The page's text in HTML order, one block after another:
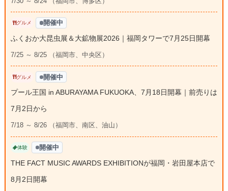
グルメ 開催中
ふくおか大昆虫展＆大鉱物展2026｜福岡タワーで7月25日開幕
7/25 ～ 8/25 （福岡市、中央区）
グルメ 開催中
プール王国 in ABURAYAMA FUKUOKA、7月18日開幕｜前売りは
7月2日から
7/18 ～ 8/26 （福岡市、南区、油山）
体験 開催中
THE FACT MUSIC AWARDS EXHIBITIONが福岡・岩田屋本店で
8月2日開幕